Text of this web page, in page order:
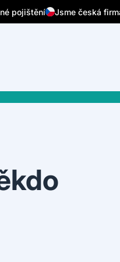
Sleduje nás 32 tisíc lidí na